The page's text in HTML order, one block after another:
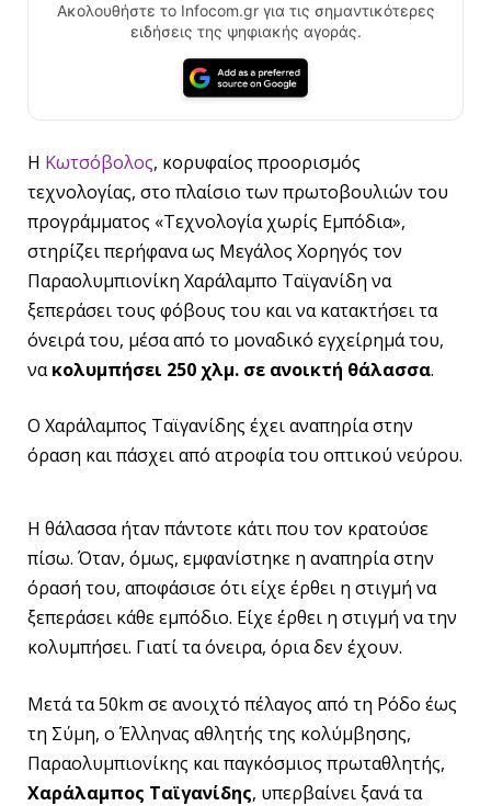
Ακολουθήστε το Infocom.gr για τις σημαντικότερες
ειδήσεις της ψηφιακής αγοράς.
Η Κωτσόβολος, κορυφαίος προορισμός
τεχνολογίας, στο πλαίσιο των πρωτοβουλιών του
προγράμματος «Τεχνολογία χωρίς Εμπόδια»,
στηρίζει περήφανα ως Μεγάλος Χορηγός τον
Παραολυμπιονίκη Χαράλαμπο Ταϊγανίδη να
ξεπεράσει τους φόβους του και να κατακτήσει τα
όνειρά του, μέσα από το μοναδικό εγχείρημά του,
νακολυμπήσει 250 χλμ. σε ανοικτή θάλασσα.
Ο Χαράλαμπος Ταϊγανίδης έχει αναπηρία στην
όραση και πάσχει από ατροφία του οπτικού νεύρου.
Η θάλασσα ήταν πάντοτε κάτι που τον κρατούσε
πίσω. Όταν, όμως, εμφανίστηκε η αναπηρία στην
όρασή του, αποφάσισε ότι είχε έρθει η στιγμή να
ξεπεράσει κάθε εμπόδιο. Είχε έρθει η στιγμή να την
κολυμπήσει. Γιατί τα όνειρα, όρια δεν έχουν.
Μετά τα 50km σε ανοιχτό πέλαγος από τη Ρόδο έως
τη Σύμη, ο Έλληνας αθλητής της κολύμβησης,
Παραολυμπιονίκης και παγκόσμιος πρωταθλητής,
Χαράλαμπος Ταϊγανίδης, υπερβαίνει ξανά τα